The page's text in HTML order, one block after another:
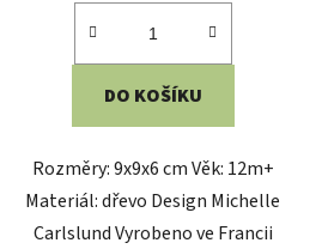
DO KOŠÍKU
Rozměry: 9x9x6 cm Věk: 12m+
Materiál: dřevo Design Michelle
Carlslund Vyrobeno ve Francii